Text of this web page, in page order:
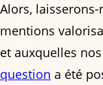
Alors,
mentions
et auxquelles
question a été